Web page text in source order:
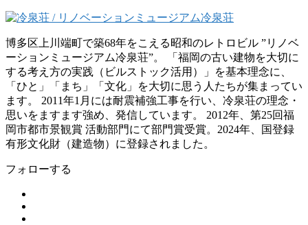
博多区上川端町で築68年をこえる昭和のレトロビル ”リノベ
ーションミュージアム冷泉荘”。 「福岡の古い建物を大切に
する考え方の実践（ビルストック活用）」を基本理念に、
「ひと」「まち」「文化」を大切に思う人たちが集まってい
ます。 2011年1月には耐震補強工事を行い、冷泉荘の理念・
思いをますます強め、発信しています。 2012年、第25回福
岡市都市景観賞 活動部門にて部門賞受賞。2024年、国登録
有形文化財（建造物）に登録されました。
フォローする